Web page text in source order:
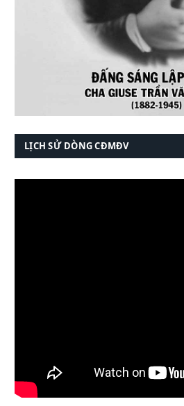
LỊCH SỬ DÒNG CĐMĐV